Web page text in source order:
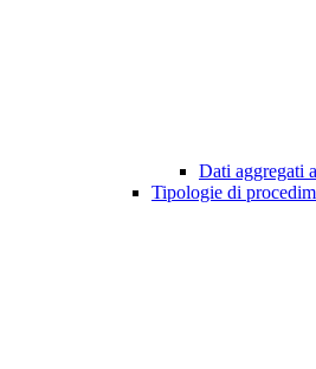
Dati aggregati
Tipologie di